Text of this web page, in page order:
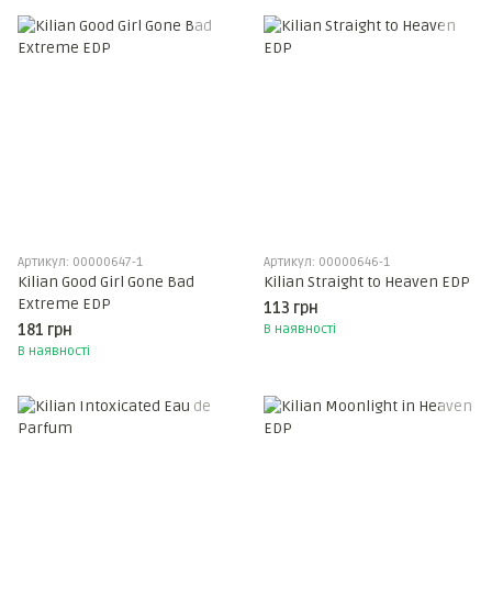
Артикул: 00000647-1
Kilian Good Girl Gone Bad
Extreme EDP
181 грн
В наявності
Артикул: 00000646-1
Kilian Straight to Heaven EDP
113 грн
В наявності